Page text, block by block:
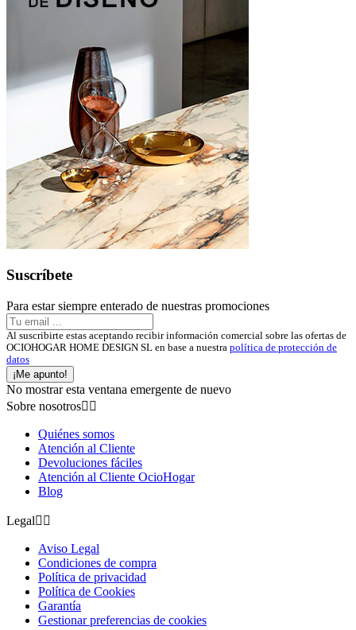
Suscríbete
Para estar siempre enterado de nuestras promociones
Al suscribirte estas aceptando recibir información comercial sobre las ofertas de
OCIOHOGAR HOME DESIGN SL en base a nuestra política de protección de
datos
¡Me apunto!
No mostrar esta ventana emergente de nuevo
Sobre nosotros 
Quiénes somos
Atención al Cliente
Devoluciones fáciles
Atención al Cliente OcioHogar
Blog
Legal 
Aviso Legal
Condiciones de compra
Política de privacidad
Política de Cookies
Garantía
Gestionar preferencias de cookies